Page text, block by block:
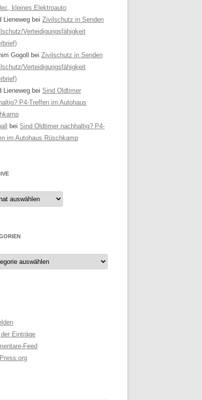
kleines Elektroauto
Lieneweg bei Zivilschutz in Senden
Verteidigungsfähigkeit
Gogoll
bei Zivilschutz in Senden
Verteidigungsfähigkeit
Lieneweg bei Sind Oldtimer
P4-Treffen im Autohaus
bei Sind Oldtimer nachhaltig? P4-
im Autohaus Rüschkamp
der Einträge
Feed